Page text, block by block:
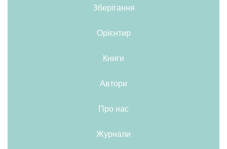
Зберігання
Орієнтир
Книги
Автори
Про нас
Журнали